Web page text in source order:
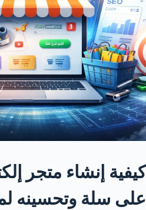
كيفية إنشاء متجر
على سلة وتحسينه